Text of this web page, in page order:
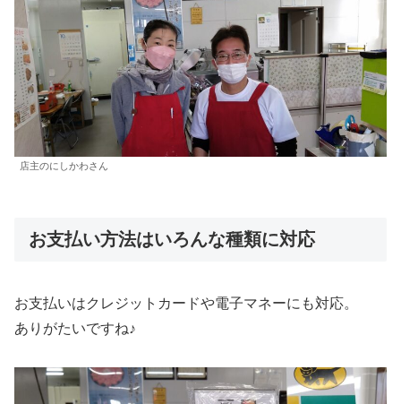
店主のにしかわさん
お支払い方法はいろんな種類に対応
お支払いはクレジットカードや電子マネーにも対応。
ありがたいですね♪